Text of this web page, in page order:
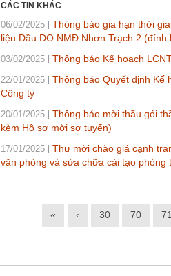
CÁC TIN KHÁC
06/02/2025
Thông báo gia hạn thời
liệu Dầu DO NMĐ Nhơn Trạch 2
03/02/2025 Thông báo Kế hoạch
22/01/2025
Thông báo Quyết định Kế
Công ty
20/01/2025
Thông báo mời thầu gói
kèm Hồ sơ mời sơ tuyển)
17/01/2025
Thư mời chào giá cạnh
văn phòng và sửa chữa cải tạo phòng
« ‹ 30 70 71